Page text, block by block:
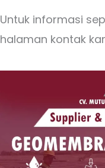
Untuk informasi
halaman kontak